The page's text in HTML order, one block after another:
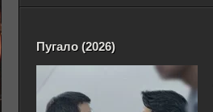
Пугало (2026)